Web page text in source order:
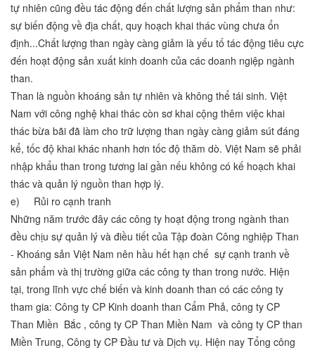
tự nhiên cũng đều tác động đến chất lượng sản phẩm than như:
sự biến động về địa chất, quy hoạch khai thác vùng chưa ổn
định...Chất lượng than ngày càng giảm là yếu tố tác động tiêu cực
đến hoạt động sản xuất kinh doanh của các doanh ngiệp ngành
than.
Than là nguồn khoáng sản tự nhiên và không thể tái sinh. Việt
Nam với công nghệ khai thác còn sơ khai cộng thêm việc khai
thác bừa bãi đã làm cho trữ lượng than ngày càng giảm sút đáng
kể, tốc độ khai khác nhanh hơn tốc độ thăm dò. Việt Nam sẽ phải
nhập khẩu than trong tương lai gần nếu không có kế hoạch khai
thác và quản lý nguồn than hợp lý.
e) Rủi ro cạnh tranh
Những năm trước đây các công ty hoạt động trong ngành than
đều chịu sự quản lý và điều tiết của Tập đoàn Công nghiệp Than
- Khoáng sản Việt Nam nên hầu hết hạn chế sự cạnh tranh về
sản phẩm và thị trường giữa các công ty than trong nước. Hiện
tại, trong lĩnh vực chế biến và kinh doanh than có các công ty
tham gia: Công ty CP Kinh doanh than Cẩm Phả, công ty CP
Than Miền Bắc , công ty CP Than Miền Nam và công ty CP than
Miền Trung, Công ty CP Đầu tư và Dịch vụ. Hiện nay Tổng công